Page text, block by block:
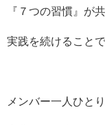
『７つの習慣』が
実践を続けること
メンバー一人ひと